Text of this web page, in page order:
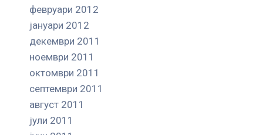
февруари 2012
јануари 2012
декември 2011
ноември 2011
октомври 2011
септември 2011
август 2011
јули 2011